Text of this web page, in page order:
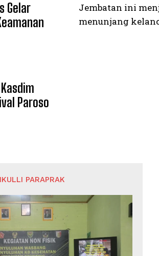
Gelar
Paroso
Jembatan ini
menunjang
PARAPRAK